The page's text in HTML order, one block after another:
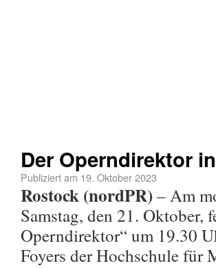
Der Operndirektor
Publiziert am 19. Oktober 2023
Rostock (nordPR)– Am
Samstag, den 21. Oktober,
Operndirektor“ um 19.30
Foyers der Hochschule für